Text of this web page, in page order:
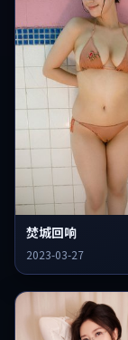
焚城回响
2023-03-27